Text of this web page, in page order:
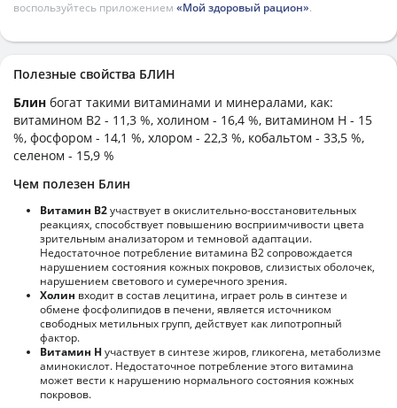
воспользуйтесь приложением «Мой здоровый рацион».
Полезные свойства БЛИН
Блин богат такими витаминами и минералами, как:
витамином B2 - 11,3 %, холином - 16,4 %, витамином H - 15
%, фосфором - 14,1 %, хлором - 22,3 %, кобальтом - 33,5 %,
селеном - 15,9 %
Чем полезен Блин
Витамин В2участвует в окислительно-восстановительных
реакциях, способствует повышению восприимчивости цвета
зрительным анализатором и темновой адаптации.
Недостаточное потребление витамина В2 сопровождается
нарушением состояния кожных покровов, слизистых оболочек,
нарушением светового и сумеречного зрения.
Холин входит в состав лецитина, играет роль в синтезе и
обмене фосфолипидов в печени, является источником
свободных метильных групп, действует как липотропный
фактор.
Витамин Н участвует в синтезе жиров, гликогена, метаболизме
аминокислот. Недостаточное потребление этого витамина
может вести к нарушению нормального состояния кожных
покровов.